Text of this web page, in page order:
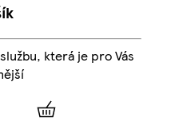
která je pro Vás